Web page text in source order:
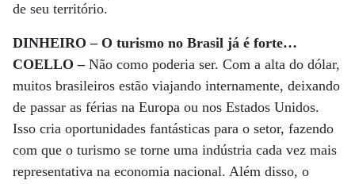
de seu território.
DINHEIRO – O turismo no Brasil já é forte…
COELLO –Não como poderia ser. Com a alta do dólar,
muitos brasileiros estão viajando internamente, deixando
de passar as férias na Europa ou nos Estados Unidos.
Isso cria oportunidades fantásticas para o setor, fazendo
com que o turismo se torne uma indústria cada vez mais
representativa na economia nacional. Além disso, o